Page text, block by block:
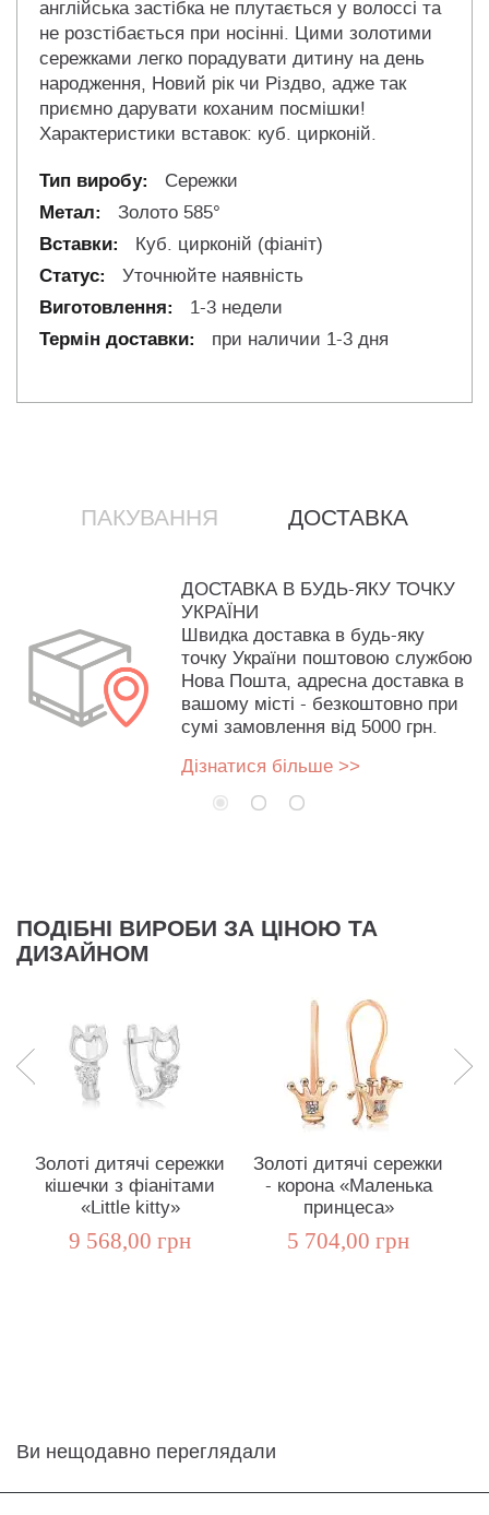
англійська застібка не плутається у волоссі та
не розстібається при носінні. Цими золотими
сережками легко порадувати дитину на день
народження, Новий рік чи Різдво, адже так
приємно дарувати коханим посмішки!
Характеристики вставок: куб. цирконій.
Сережки
Золото 585°
Куб. цирконій (фіаніт)
Уточнюйте наявність
1-3 недели
при наличии 1-3 дня
ПАКУВАННЯ ДОСТАВКА
ДОСТАВКА В БУДЬ-ЯКУ ТОЧКУ
УКРАЇНИ
Швидка доставка в будь-яку
точку України поштовою службою
Нова Пошта, адресна доставка в
вашому місті - безкоштовно при
сумі замовлення від 5000 грн.
Дізнатися більше >>
ПОДІБНІ ВИРОБИ ЗА ЦІНОЮ ТА
ДИЗАЙНОМ
Золоті дитячі сережки
кішечки з фіанітами
«Little kitty»
9 568,00 грн
Золоті дитячі сережки
- корона «Маленька
принцеса»
5 704,00 грн
Ви нещодавно переглядали